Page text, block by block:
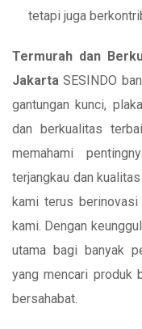
tetapi juga
Termurah dan
Jakarta SESINDO
gantungan kunci,
dan berkualitas
memahami
terjangkau dan
kami terus berinovasi
kami. Dengan
utama bagi banyak
yang mencari produk
bersahabat.